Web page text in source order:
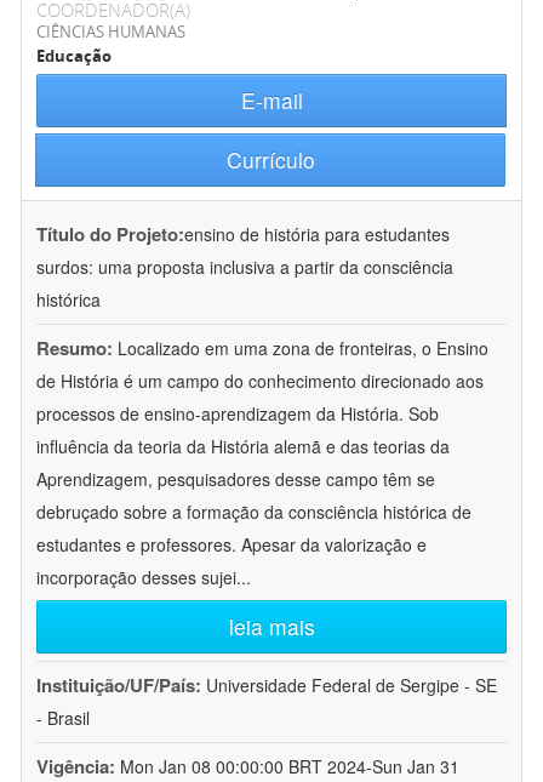
COORDENADOR(A)
CIÊNCIAS HUMANAS
Educação
E-mail
Currículo
Título do Projeto:ensino de história para estudantes
surdos: uma proposta inclusiva a partir da consciência
histórica
Resumo: Localizado em uma zona de fronteiras, o Ensino
de História é um campo do conhecimento direcionado aos
processos de ensino-aprendizagem da História. Sob
influência da teoria da História alemã e das teorias da
Aprendizagem, pesquisadores desse campo têm se
debruçado sobre a formação da consciência histórica de
estudantes e professores. Apesar da valorização e
incorporação desses sujei...
leia mais
Instituição/UF/País: Universidade Federal de Sergipe - SE
- Brasil
Vigência: Mon Jan 08 00:00:00 BRT 2024-Sun Jan 31